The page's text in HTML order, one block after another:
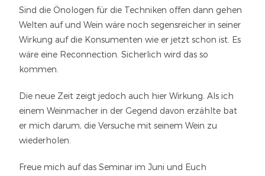
Sind die Önologen für die Techniken offen dann gehen
Welten auf und Wein wäre noch segensreicher in seiner
Wirkung auf die Konsumenten wie er jetzt schon ist. Es
wäre eine Reconnection. Sicherlich wird das so
kommen.
Die neue Zeit zeigt jedoch auch hier Wirkung. Als ich
einem Weinmacher in der Gegend davon erzählte bat
er mich darum, die Versuche mit seinem Wein zu
wiederholen.
Freue mich auf das Seminar im Juni und Euch